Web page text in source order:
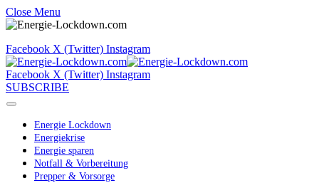
Close Menu
Facebook X (Twitter) Instagram
Facebook X (Twitter) Instagram
SUBSCRIBE
Energie Lockdown
Energiekrise
Energie sparen
Notfall & Vorbereitung
Prepper & Vorsorge